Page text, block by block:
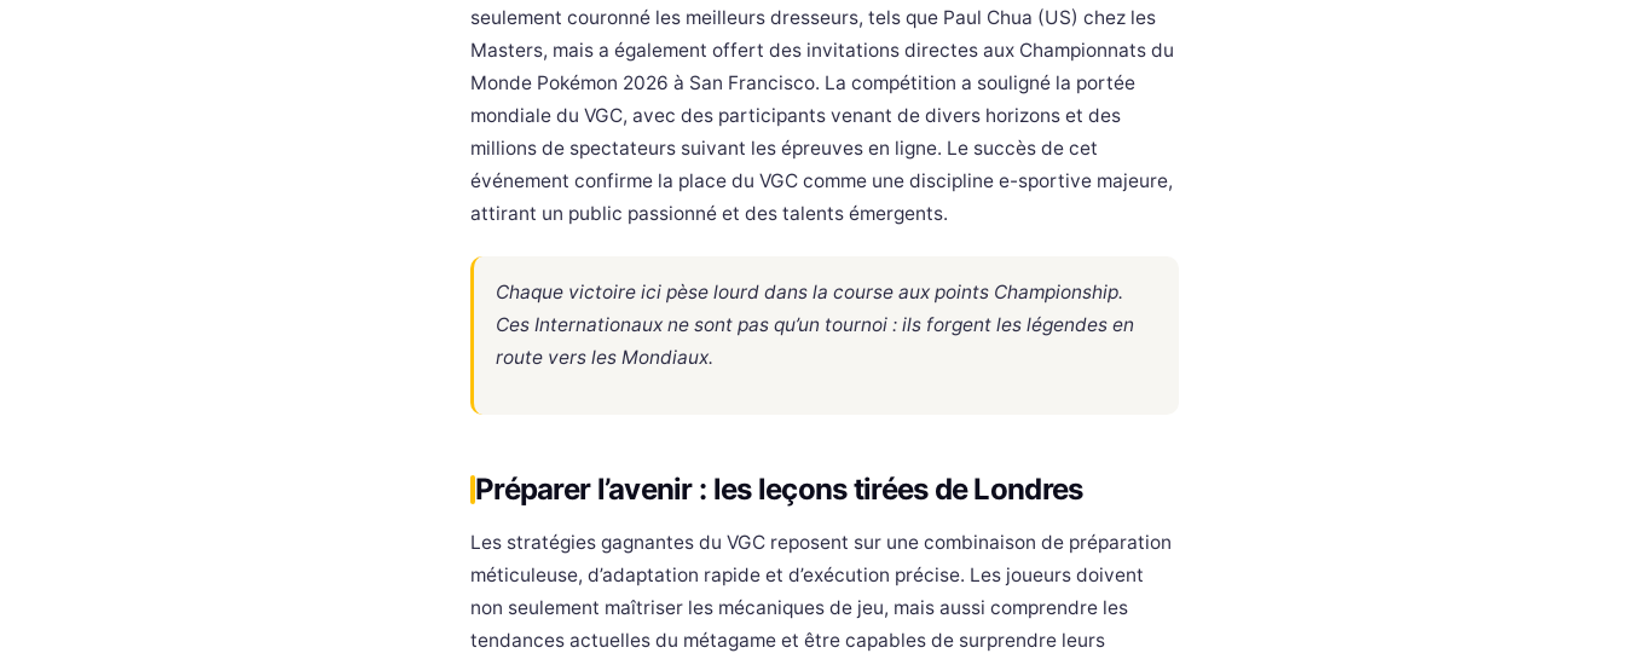
seulement couronné les meilleurs dresseurs, tels que Paul Chua (US) chez les
Masters, mais a également offert des invitations directes aux Championnats du
Monde Pokémon 2026 à San Francisco. La compétition a souligné la portée
mondiale du VGC, avec des participants venant de divers horizons et des
millions de spectateurs suivant les épreuves en ligne. Le succès de cet
événement confirme la place du VGC comme une discipline e-sportive majeure,
attirant un public passionné et des talents émergents.
Chaque victoire ici pèse lourd dans la course aux points Championship.
Ces Internationaux ne sont pas qu’un tournoi : ils forgent les légendes en
route vers les Mondiaux.
Préparer l’avenir : les leçons tirées de Londres
Les stratégies gagnantes du VGC reposent sur une combinaison de préparation
méticuleuse, d’adaptation rapide et d’exécution précise. Les joueurs doivent
non seulement maîtriser les mécaniques de jeu, mais aussi comprendre les
tendances actuelles du métagame et être capables de surprendre leurs